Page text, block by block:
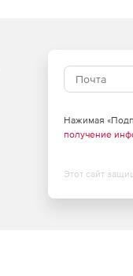
Нажимая
получение
Этот сайт